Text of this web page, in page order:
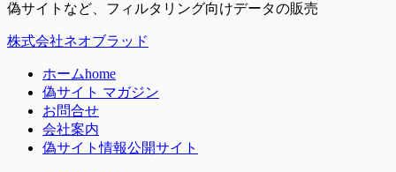
偽サイトなど、フィルタリング向けデータの販売
株式会社ネオブラッド
ホームhome
偽サイト マガジン
お問合せ
会社案内
偽サイト情報公開サイト